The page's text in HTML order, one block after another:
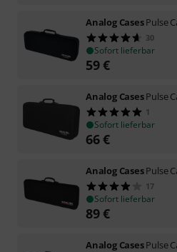
Analog CasesPulse
30
Sofort lieferbar
59€
Analog CasesPulse
1
Sofort lieferbar
66€
Analog CasesPulse
17
Sofort lieferbar
89€
Analog CasesPulse